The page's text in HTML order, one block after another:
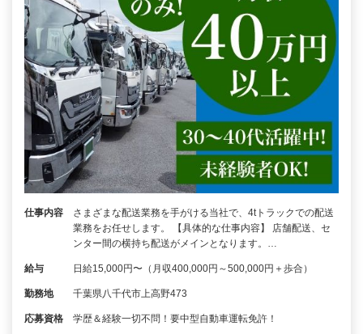
仕事内容
さまざまな配送業務を手がける当社で、4tトラックでの配送
業務をお任せします。 【具体的な仕事内容】 店舗配送、セ
ンター間の横持ち配送がメインとなります。…
給与 日給15,000円〜（月収400,000円～500,000円＋歩合）
勤務地 千葉県八千代市上高野473
応募資格 学歴＆経験一切不問！要中型自動車運転免許！